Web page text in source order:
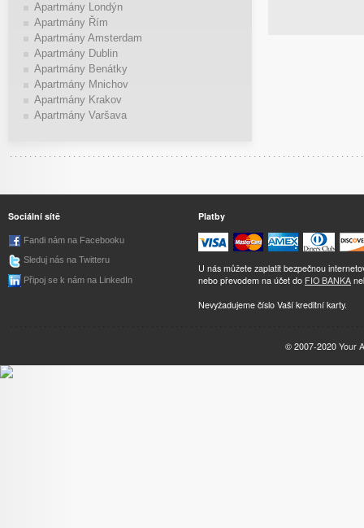
Apartmány Londýn
Apartmány Řím
Apartmány Amsterdam
Apartmány Dublin
Apartmány Benátky
Apartmány Mnichov
Apartmány Krakov
Apartmány Varšava
Sociální sítě
Fandi nám na Facebooku
Sleduj nás na Twitteru
Připoj se k nám na LinkedIn
Platby
U nás můžete zaplatit bezpečnou
nebo převodem na účet do FIO BANKA
Nevyžadujeme číslo Vaší kreditní karty.
© 2007-2020 Your